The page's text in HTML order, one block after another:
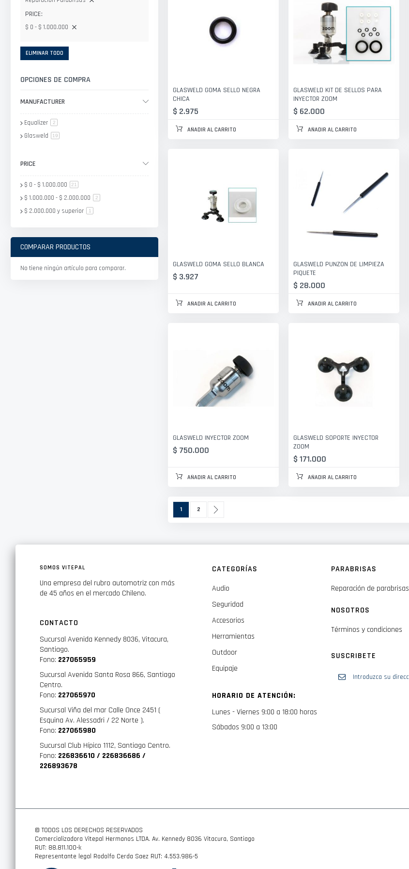
GLASWELD GOMA SELLO NEGRA
CHICA
$ 2.975
AÑADIR AL CARRITO
GLASWELD KIT DE SELLOS PARA
INYECTOR ZOOM
$ 62.000
AÑADIR AL CARRITO
GLASWELD GOMA SELLO BLANCA
$ 3.927
AÑADIR AL CARRITO
GLASWELD PUNZON DE LIMPIEZA
PIQUETE
$ 28.000
AÑADIR AL CARRITO
GLASWELD INYECTOR ZOOM
$ 750.000
AÑADIR AL CARRITO
GLASWELD SOPORTE INYECTOR
ZOOM
$ 171.000
AÑADIR AL CARRITO
Actualmente estás leyendo página
1 Página
2
PRICE
$ 0 - $ 1.000.000
ELIMINAR TODO
OPCIONES DE COMPRA
MANUFACTURER
Equalizer 2artículo
Glasweld 19
PRICE
$ 0 - $ 1.000.000 21
$ 1.000.000 - $ 2.000.000 2artículo
$ 2.000.000 y superior 1
COMPARAR PRODUCTOS
No tiene ningún artículo para comparar.
SOMOS VITEPAL
Una empresa del rubro automotriz con más
de 45 años en el mercado Chileno.
CONTACTO
Sucursal Avenida Kennedy 8036, Vitacura,
Santiago.
Fono: 227065959
Sucursal Avenida Santa Rosa 866, Santiago
Centro.
Fono: 227065970
Sucursal Viña del mar Calle Once 2451 (
Esquina Av. Alessadri / 22 Norte ).
Fono: 227065980
Sucursal Club Hípico 1112, Santiago Centro.
Fono: 226836610 / 226836686 /
226893678
CATEGORÍAS
Audio
Seguridad
Accesorios
Herramientas
Outdoor
Equipaje
HORARIO DE ATENCIÓN:
Lunes - Viernes 9:00 a 18:00 horas
Sábados 9:00 a 13:00
PARABRISAS
Reparación de parabrisas
NOSOTROS
Términos y condiciones
SUSCRIBETE
© TODOS LOS DERECHOS RESERVADOS
Comercializadora Vitepal Hermanos LTDA. Av. Kennedy 8036 Vitacura, Santiago
RUT: 88.811.100-k
Representante legal Rodolfo Cerda Saez RUT: 4.553.986-5